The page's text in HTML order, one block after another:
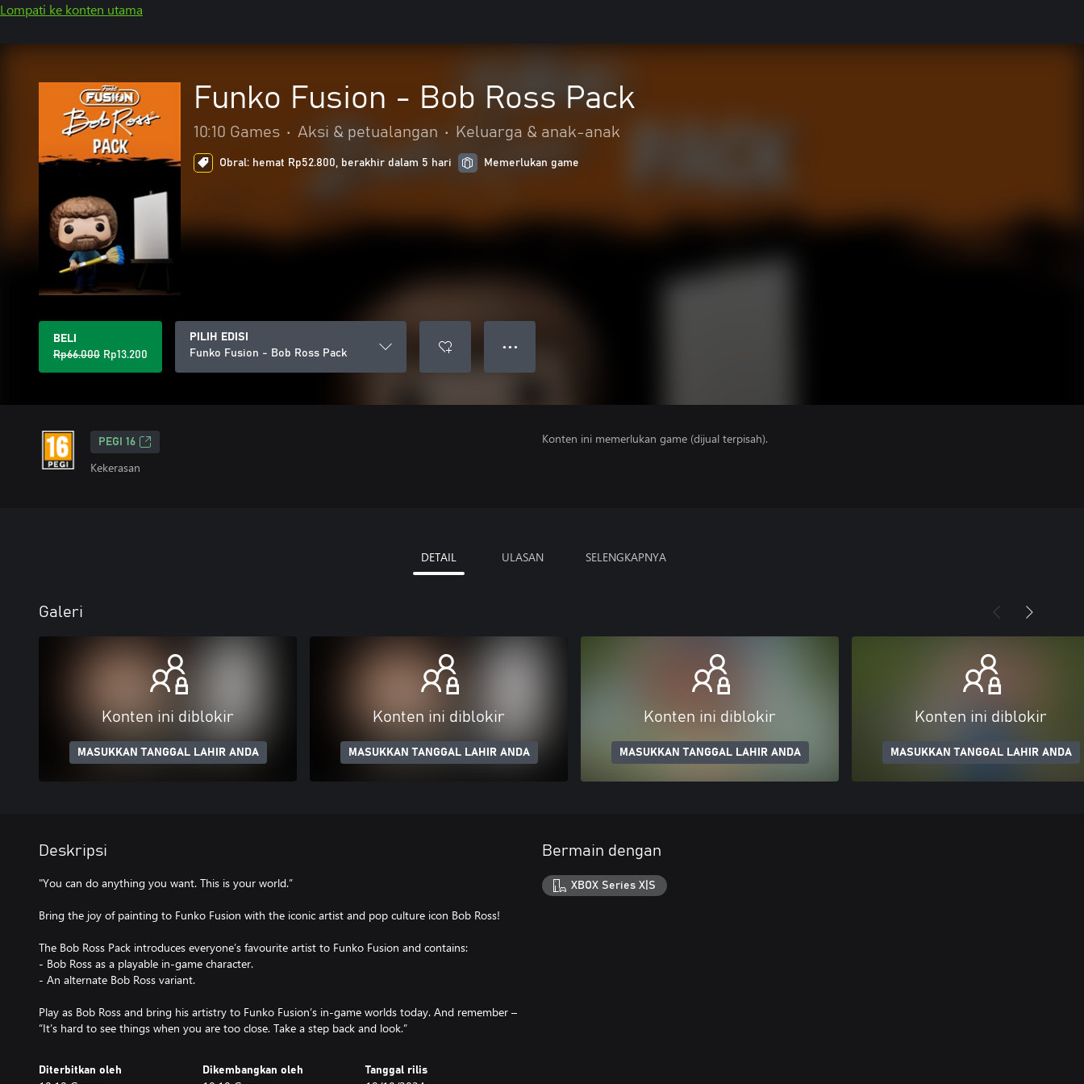
Lompati ke konten utama
Funko Fusion - Bob Ross Pack
10:10 Games • Aksi & petualangan • Keluarga & anak-anak
Obral: hemat Rp52.800, berakhir dalam 5 hari Memerlukan game
BELI
Rp66.000 Rp13.200
PILIH EDISI
Funko Fusion - Bob Ross Pack
● ● ●
PEGI 16
Kekerasan
Konten ini memerlukan game (dijual terpisah).
DETAIL ULASAN SELENGKAPNYA
Galeri
Konten ini diblokir
MASUKKAN TANGGAL LAHIR ANDA
Konten ini diblokir
MASUKKAN TANGGAL LAHIR ANDA
Konten ini diblokir
MASUKKAN TANGGAL LAHIR ANDA
Konten ini diblokir
MASUKKAN TANGGAL LAHIR ANDA
Deskripsi
"You can do anything you want. This is your world.”
Bring the joy of painting to Funko Fusion with the iconic artist and pop culture icon Bob Ross!
The Bob Ross Pack introduces everyone’s favourite artist to Funko Fusion and contains:
- Bob Ross as a playable in-game character.
- An alternate Bob Ross variant.
Play as Bob Ross and bring his artistry to Funko Fusion’s in-game worlds today. And remember –
“It’s hard to see things when you are too close. Take a step back and look.”
Diterbitkan oleh Dikembangkan oleh Tanggal rilis
Bermain dengan
XBOX Series X|S